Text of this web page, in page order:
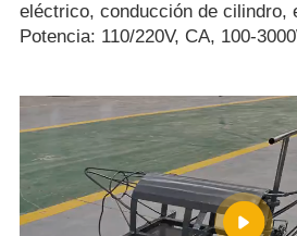
eléctrico, conducción de cilindro,
Potencia: 110/220V, CA, 100-